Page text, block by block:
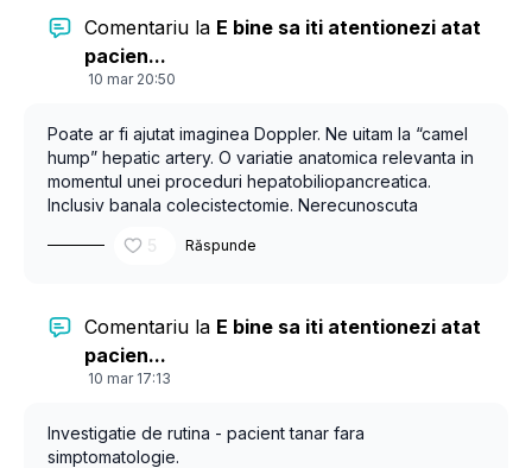
Comentariu la E bine sa iti atentionezi atat
pacien...
10 mar 20:50
Poate ar fi ajutat imaginea Doppler. Ne uitam la “camel
hump” hepatic artery. O variatie anatomica relevanta in
momentul unei proceduri hepatobiliopancreatica.
Inclusiv banala colecistectomie. Nerecunoscuta
5
Răspunde
Comentariu la E bine sa iti atentionezi atat
pacien...
10 mar 17:13
Investigatie de rutina - pacient tanar fara
simptomatologie.